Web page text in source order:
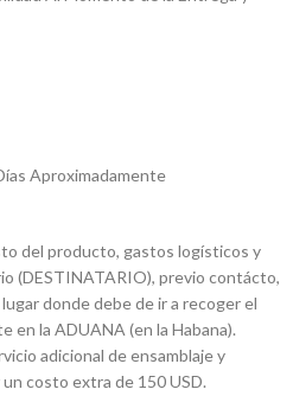
Aproximadamente
del producto, gastos logísticos y
(DESTINATARIO), previo contácto,
donde debe de ir a recoger el
en la ADUANA (en la Habana).
adicional de ensamblaje y
costo extra de 150 USD.